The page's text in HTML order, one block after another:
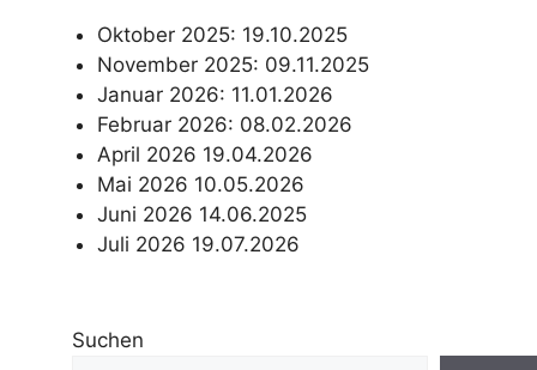
Oktober 2025: 19.10.2025
November 2025: 09.11.2025
Januar 2026: 11.01.2026
Februar 2026: 08.02.2026
April 2026 19.04.2026
Mai 2026 10.05.2026
Juni 2026 14.06.2025
Juli 2026 19.07.2026
Suchen